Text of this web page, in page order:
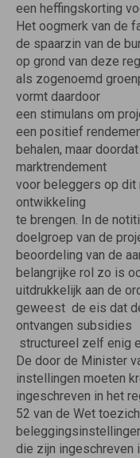
een heffingskorting
Het oogmerk van de
de spaarzin van de
op grond van deze
als zogenoemd
vormt daardoor
een stimulans om
een positief
behalen, maar
marktrendement
voor beleggers op dit
ontwikkeling
te brengen. In de
doelgroep van de
beoordeling van de
belangrijke rol zo is
uitdrukkelijk aan de
geweest  de eis dat
ontvangen subsidies
 structureel zelf enig
De door de Minister
instellingen moeten
ingeschreven in het
52 van de Wet
die zijn ingeschreven